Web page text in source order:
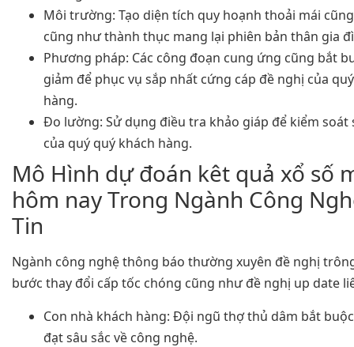
Môi trường: Tạo diện tích quy hoạnh thoải mái
cũng như thành thục mang lại phiên bản thân gia
Phương pháp: Các công đoạn cung ứng cũng bắt
giảm để phục vụ sắp nhất cứng cáp đề nghị của
hàng.
Đo lường: Sử dụng điều tra khảo giáp để kiểm soát
của quý quý khách hàng.
Mô Hình dự đoán kêt quả xổ số
hôm nay Trong Ngành Công
Tin
Ngành công nghệ thông báo thường xuyên đề nghị
bước thay đổi cấp tốc chóng cũng như đề nghị up date
Con nhà khách hàng: Đội ngũ thợ thủ dâm bắt
đạt sâu sắc về công nghệ.